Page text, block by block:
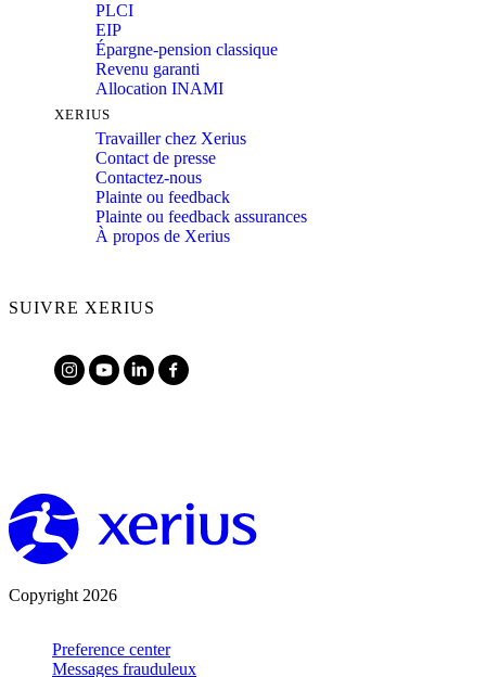
PLCI
EIP
Épargne-pension classique
Revenu garanti
Allocation INAMI
XERIUS
Travailler chez Xerius
Contact de presse
Contactez-nous
Plainte ou feedback
Plainte ou feedback assurances
À propos de Xerius
SUIVRE XERIUS
Copyright 2026
Preference center
Messages frauduleux